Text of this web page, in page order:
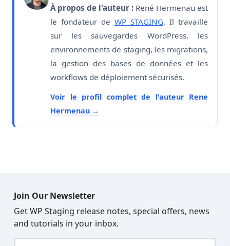
À propos de l'auteur : René Hermenau est
le fondateur de WP STAGING. Il travaille
sur les sauvegardes WordPress, les
environnements de staging, les migrations,
la gestion des bases de données et les
workflows de déploiement sécurisés.
Voir le profil complet de l'auteur Rene
Hermenau
Join Our Newsletter
Get WP Staging release notes, special offers, news
and tutorials in your inbox.